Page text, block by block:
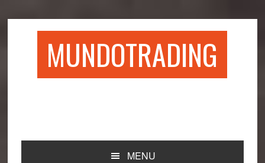
MUNDOTRADING
MENU